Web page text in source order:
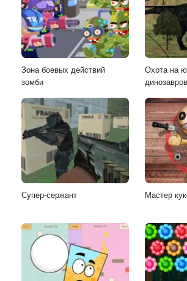
Зона боевых действий
зомби
Охота на
динозавров
Супер-сержант Мастер